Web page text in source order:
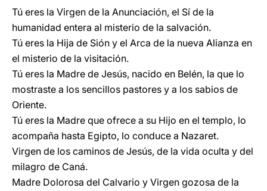
Tú eres la Virgen de la Anunciación, el Sí de la
humanidad entera al misterio de la salvación.
Tú eres la Hija de Sión y el Arca de la nueva Alianza en
el misterio de la visitación.
Tú eres la Madre de Jesús, nacido en Belén, la que lo
mostraste a los sencillos pastores y a los sabios de
Oriente.
Tú eres la Madre que ofrece a su Hijo en el templo, lo
acompaña hasta Egipto, lo conduce a Nazaret.
Virgen de los caminos de Jesús, de la vida oculta y del
milagro de Caná.
Madre Dolorosa del Calvario y Virgen gozosa de la